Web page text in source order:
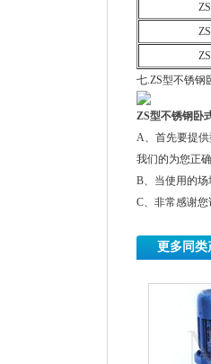
七.ZS型不锈钢
ZS型不锈钢卧
A、首先要提
我们的为您正确
B、当使用的场
C、非常感谢
更多同类